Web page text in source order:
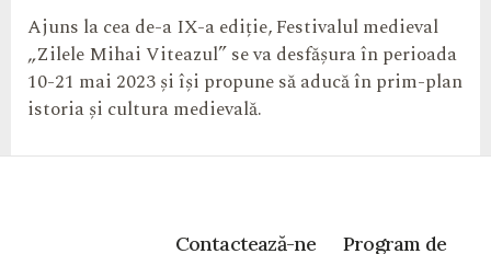
Ajuns la cea de-a IX-a ediție, Festivalul medieval
„Zilele Mihai Viteazul” se va desfășura în perioada
10-21 mai 2023 și își propune să aducă în prim-plan
istoria și cultura medievală.
Program de
Contactează-ne